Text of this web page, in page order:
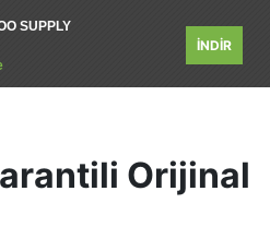
SUPPLY
İNDİR
Orijinal